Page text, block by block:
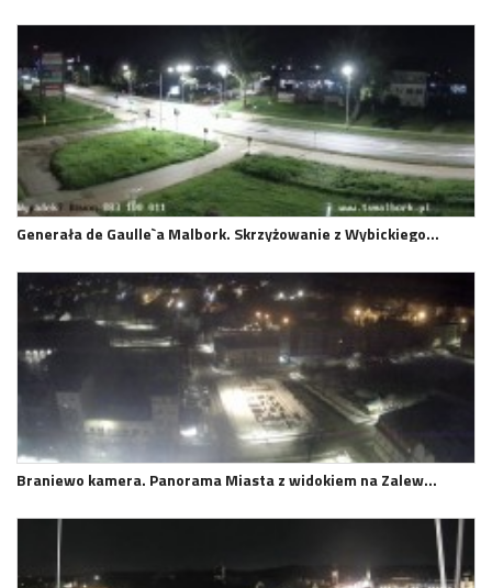
Generała de Gaulle`a Malbork. Skrzyżowanie z Wybickiego…
Braniewo kamera. Panorama Miasta z widokiem na Zalew…